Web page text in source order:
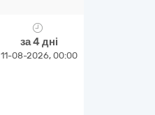
за 4 дні
11-08-2026, 00:00